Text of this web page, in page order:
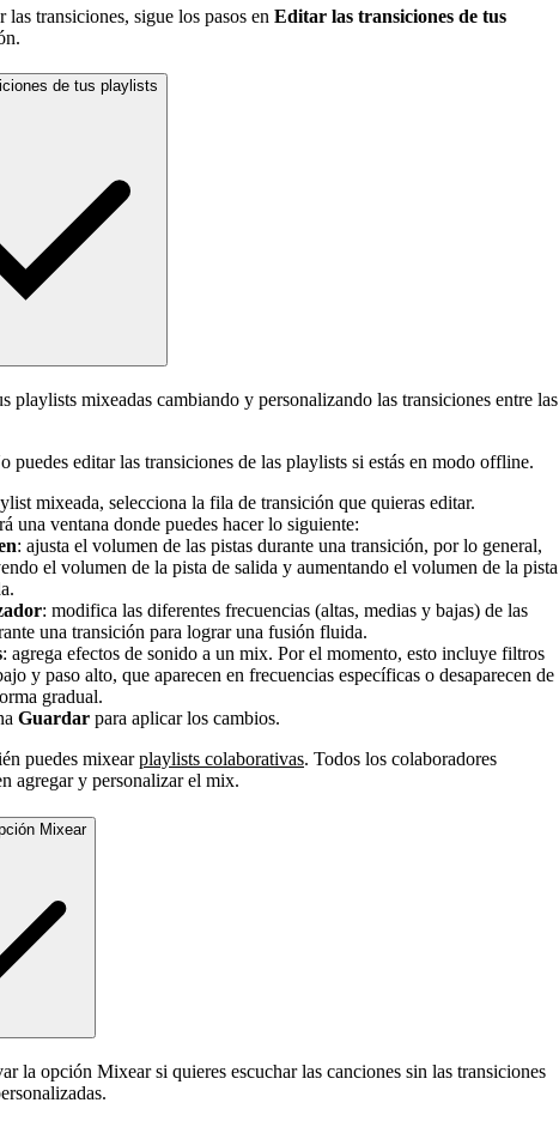
las transiciones, sigue los pasos en Editar las transiciones de tus
de tus playlists
playlists mixeadas cambiando y personalizando las transiciones entre las
puedes editar las transiciones de las playlists si estás en modo offline.
mixeada, selecciona la fila de transición que quieras editar.
una ventana donde puedes hacer lo siguiente:
: ajusta el volumen de las pistas durante una transición, por lo general,
el volumen de la pista de salida y aumentando el volumen de la pista
: modifica las diferentes frecuencias (altas, medias y bajas) de las
una transición para lograr una fusión fluida.
: agrega efectos de sonido a un mix. Por el momento, esto incluye filtros
y paso alto, que aparecen en frecuencias específicas o desaparecen de
gradual.
Guardar para aplicar los cambios.
puedes mixearplaylists colaborativas. Todos los colaboradores
agregar y personalizar el mix.
Mixear
la opción Mixear si quieres escuchar las canciones sin las transiciones